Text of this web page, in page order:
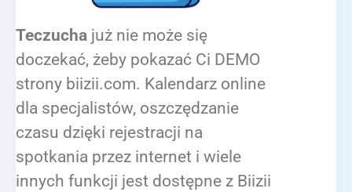
Teczucha już nie może się
doczekać, żeby pokazać Ci DEMO
strony biizii.com. Kalendarz online
dla specjalistów, oszczędzanie
czasu dzięki rejestracji na
spotkania przez internet i wiele
innych funkcji jest dostępne z Biizii